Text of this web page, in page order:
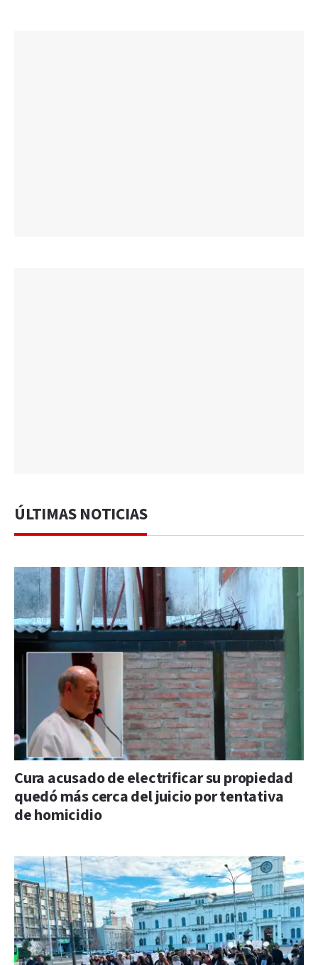
ÚLTIMAS NOTICIAS
Cura acusado de electrificar su propiedad
quedó más cerca del juicio por tentativa
de homicidio